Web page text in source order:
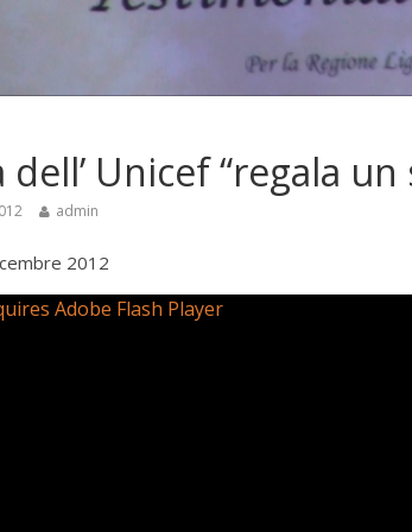
dell’ Unicef “regala
admin
2012
Adobe Flash Player